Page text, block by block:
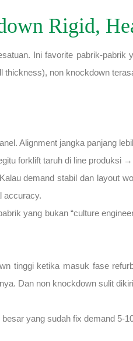
Rigid,
Ini favorite pabrik-
non knockdown
Alignment jangka panjang
forklift taruh di line produksi
demand stabil dan layout
accuracy.
yang bukan “culture
tinggi ketika masuk fase
Dan non knockdown sulit
yang sudah fix demand 5-